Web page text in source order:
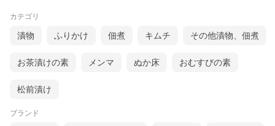
カテゴリ
漬物 ふりかけ 佃煮 キムチ その他漬物、佃煮
お茶漬けの素 メンマ ぬか床 おむすびの素
松前漬け
ブランド